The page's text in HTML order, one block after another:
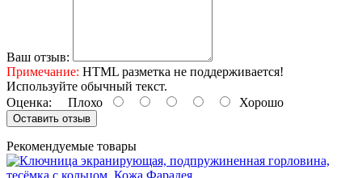
Ваш отзыв:
Примечание: HTML разметка не поддерживается!
Используйте обычный текст.
Оценка: Плохо Хорошо
Оставить отзыв
Рекомендуемые товары